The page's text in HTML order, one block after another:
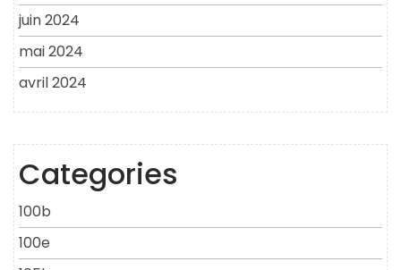
juin 2024
mai 2024
avril 2024
Categories
100b
100e